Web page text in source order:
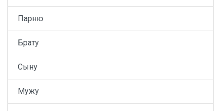
Парню
Брату
Сыну
Мужу